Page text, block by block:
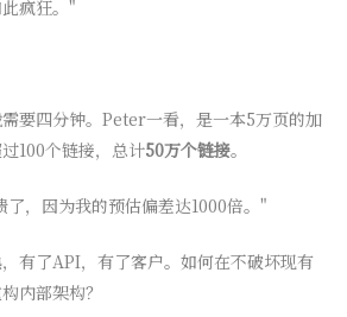
疯狂。"
要四分钟。Peter一看，是一本5万页的加
100个链接，总计50万个链接。
，因为我的预估偏差达1000倍。"
有了API，有了客户。如何在不破坏现有
内部架构？